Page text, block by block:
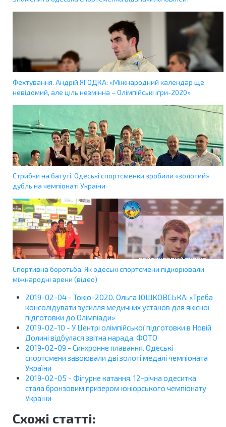
Фехтування. Андрій ЯГОДКА: «Міжнародний календар ще
невідомий, але ціль незмінна – Олімпійські ігри-2020»
Стрибки на батуті. Одеські спортсменки зробили «золотий»
дубль на чемпіонаті України
Спортивна боротьба. Як одеські спортсмени підкорювали
міжнародні арени (відео)
2019-02-04 - Токіо-2020. Ольга ЮШКОВСЬКА: «Треба
консолідувати зусилля медичних установ для якісної
підготовки до Олімпіади»
2019-02-10 - У Центрі олімпійської підготовки в Новій
Долині відбулася звітна нарада. ФОТО
2019-02-09 - Синхронне плавання. Одеські
спортсмени завоювали дві золоті медалі чемпіоната
України
2019-02-05 - Фігурне катання. 12-річна одеситка
стала бронзовим призером юніорського чемпіонату
України
Схожі статті: